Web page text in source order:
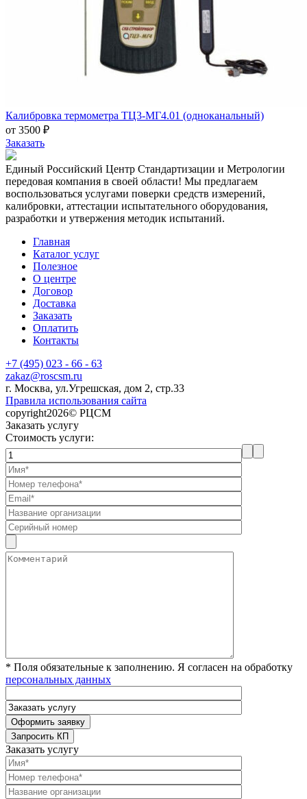
Калибровка термометра ТЦ3-МГ4.01 (одноканальный)
от 3500 ₽
Заказать
Единый Российский Центр Стандартизации и Метрологии
передовая компания в своей области! Мы предлагаем
воспользоваться услугами поверки средств измерений,
калибровки, аттестации испытательного оборудования,
разработки и утвержения методик испытаний.
Главная
Каталог услуг
Полезное
О центре
Договор
Доставка
Заказать
Оплатить
Контакты
+7 (495) 023 - 66 - 63
zakaz@roscsm.ru
г. Москва, ул.Угрешская, дом 2, стр.33
Правила использования сайта
copyright2026© РЦСМ
Заказать услугу
Стоимость услуги:
* Поля обязательные к заполнению. Я согласен на обработку
персональных данных
Заказать услугу